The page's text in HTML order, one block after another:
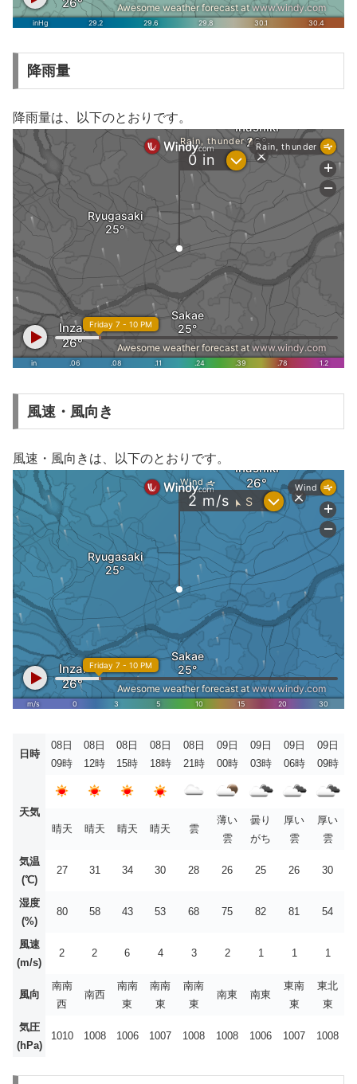
降雨量
降雨量は、以下のとおりです。
風速・風向き
風速・風向きは、以下のとおりです。
日時
08日
09時
08日
12時
08日
15時
08日
18時
08日
21時
09日
00時
09日
03時
09日
06時
09日
09時
天気
晴天
晴天 晴天 晴天 雲
薄い
雲
曇り
がち
厚い
雲
厚い
雲
気温
(℃)
27 31 34 30 28 26 25 26 30
湿度
(%)
80 58 43 53 68 75 82 81 54
風速
(m/s)
2 2 6 4 3 2 1 1 1
風向
南南
西
南西
南南
東
南南
東
南南
東
南東 南東
東南
東
東北
東
気圧
(hPa)
1010 1008 1006 1007 1008 1008 1006 1007 1008